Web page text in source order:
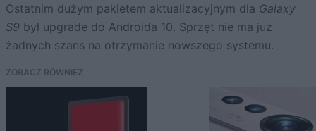
Ostatnim dużym pakietem aktualizacyjnym dla Galaxy
S9 był upgrade do Androida 10. Sprzęt nie ma już
żadnych szans na otrzymanie nowszego systemu.
ZOBACZ RÓWNIEŻ